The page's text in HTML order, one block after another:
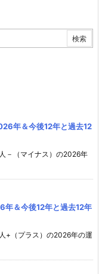
年＆今後12年と過去12
－（マイナス）の2026年
年＆今後12年と過去12年
+（プラス）の2026年の運